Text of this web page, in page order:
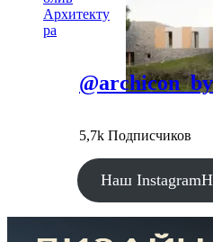
Архитекту
ра
5,7k Подписчиков
Наш Instagram